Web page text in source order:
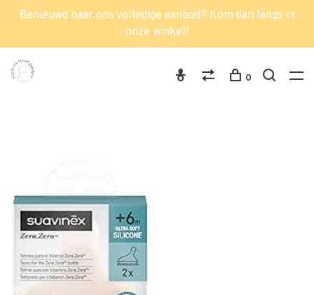
Benieuwd naar ons volledige aanbod? Kom dan langs in
onze winkel!
0